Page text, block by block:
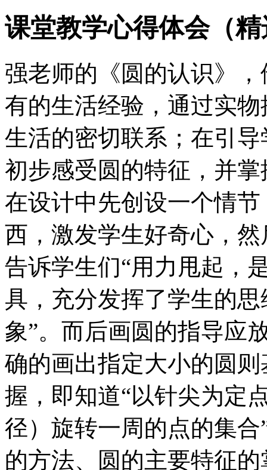
课堂教学心得体会（
强老师的《圆的认识》
有的生活经验，通过实
生活的密切联系；在引
初步感受圆的特征，并
在设计中先创设一个情
西，激发学生好奇心，
告诉学生们“用力甩起，
具，充分发挥了学生的
象”。而后画圆的指导应
确的画出指定大小的圆
握，即知道“以针尖为定
径）旋转一周的点的集
的方法、圆的主要特征